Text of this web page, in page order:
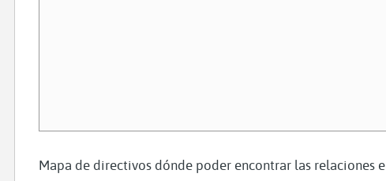
Mapa de directivos dónde poder encontrar las relaciones